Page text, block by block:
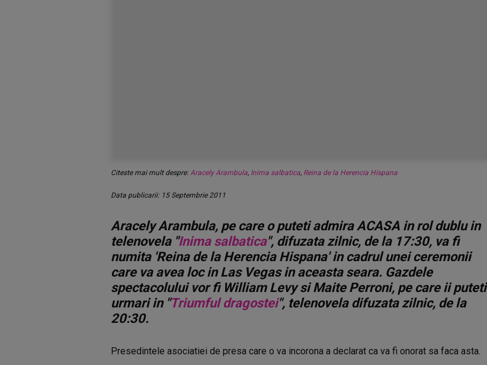
Citeste mai mult despre:Aracely Arambula, Inima salbatica, Reina de la Herencia Hispana
Data publicarii: 15 Septembrie 2011
Aracely Arambula, pe care o puteti admira ACASA in rol dublu in
telenovela "Inima salbatica", difuzata zilnic, de la 17:30, va fi
numita 'Reina de la Herencia Hispana' in cadrul unei ceremonii
care va avea loc in Las Vegas in aceasta seara. Gazdele
spectacolului vor fi William Levy si Maite Perroni, pe care ii puteti
urmari in "Triumful dragostei", telenovela difuzata zilnic, de la
20:30.
Presedintele asociatiei de presa care o va incorona a declarat ca va fi onorat sa faca asta.